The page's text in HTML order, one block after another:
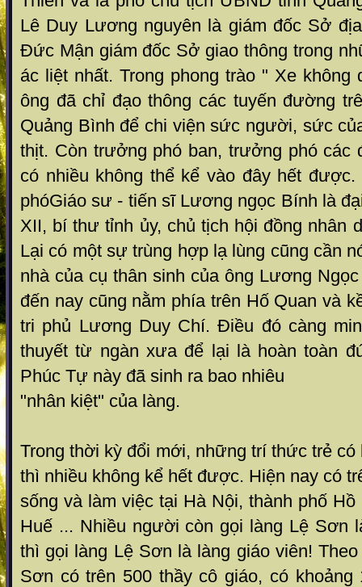
Lê Duy Lương nguyên là giám đốc Sở
Đức Mận giám đốc Sở giao thông trong
ác liệt nhất. Trong phong trào " Xe không
ông đã chỉ đạo thông các tuyến đường
Quảng Bình để chi viện sức người, sức
thịt. Còn trưởng phó ban, trưởng phó các
có nhiều không thể kể vào đây hết
phóGiáo sư - tiến sĩ Lương ngọc Bính là
XII, bí thư tỉnh ủy, chủ tịch hội đồng nhân
Lại có một sự trùng hợp lạ lùng cũng cần
nhà của cụ thân sinh của ông Lương
đến nay cũng nằm phía trên Hố Quan và
tri phủ Lương Duy Chí. Điều đó càng
thuyết từ ngàn xưa để lại là hoàn toàn
Phúc Tự này đã sinh ra bao nhiêu
"nhân kiệt" của làng.
Trong thời kỳ đổi mới, những trí thức trẻ
thì nhiều không kể hết được. Hiện nay có
sống và làm việc tại Hà Nội, thành phố
Huế ... Nhiều người còn gọi làng Lệ Sơn
thì gọi làng Lệ Sơn là làng giáo viên!
Sơn có trên 500 thầy cô giáo, có khoảng